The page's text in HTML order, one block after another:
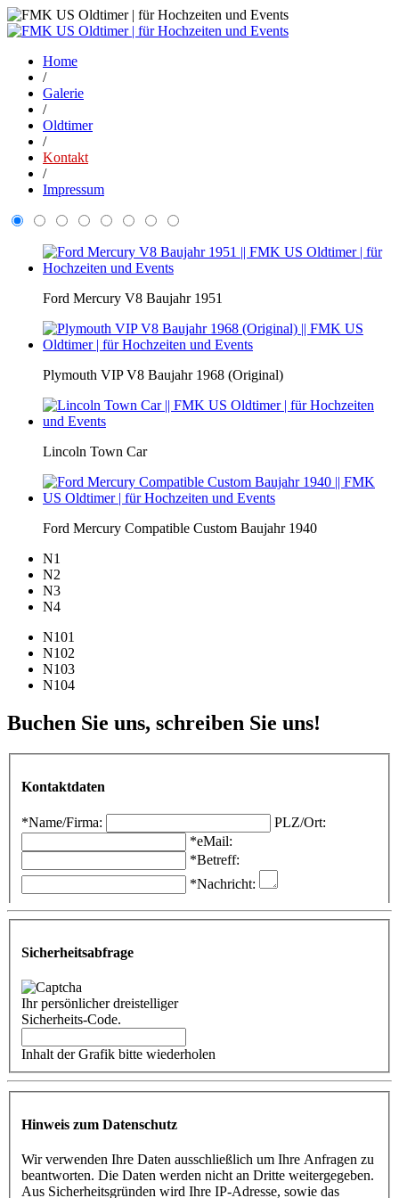
Home
/
Galerie
/
Oldtimer
/
Kontakt
/
Impressum
Ford Mercury V8 Baujahr 1951
Plymouth VIP V8 Baujahr 1968 (Original)
Lincoln Town Car
Ford Mercury Compatible Custom Baujahr 1940
N1
N2
N3
N4
N101
N102
N103
N104
Buchen Sie uns, schreiben Sie uns!
Kontaktdaten
*Name/Firma:
PLZ/Ort:
*eMail:
*Betreff:
*Nachricht:
Sicherheitsabfrage
Ihr persönlicher dreistelliger
Sicherheits-Code.
Inhalt der Grafik bitte wiederholen
Hinweis zum Datenschutz
Wir verwenden Ihre Daten ausschließlich um Ihre Anfragen zu
beantworten. Die Daten werden nicht an Dritte weitergegeben.
Aus Sicherheitsgründen wird Ihre IP-Adresse, sowie das